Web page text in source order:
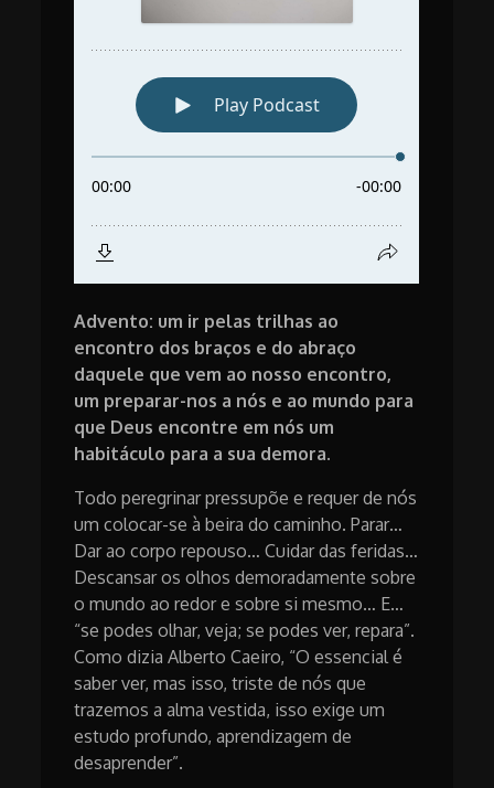
Advento: um ir pelas trilhas ao
encontro dos braços e do abraço
daquele que vem ao nosso encontro,
um preparar-nos a nós e ao mundo para
que Deus encontre em nós um
habitáculo para a sua demora.
Todo peregrinar pressupõe e requer de nós
um colocar-se à beira do caminho. Parar…
Dar ao corpo repouso… Cuidar das feridas…
Descansar os olhos demoradamente sobre
o mundo ao redor e sobre si mesmo… E…
“se podes olhar, veja; se podes ver, repara”.
Como dizia Alberto Caeiro, “O essencial é
saber ver, mas isso, triste de nós que
trazemos a alma vestida, isso exige um
estudo profundo, aprendizagem de
desaprender”.